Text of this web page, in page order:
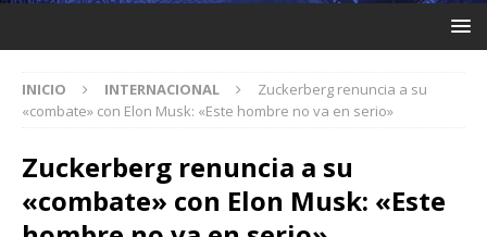
INICIO INTERNACIONAL
Zuckerberg renuncia a su
«combate» con Elon Musk: «Este hombre no va en serio»
Zuckerberg renuncia a su
«combate» con Elon Musk: «Este